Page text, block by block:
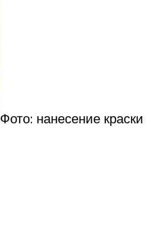
Фото: нанесение краски